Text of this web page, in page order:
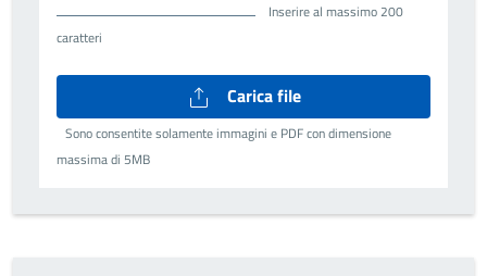
Inserire al massimo 200
caratteri
Carica file
Sono consentite solamente immagini e PDF con dimensione
massima di 5MB